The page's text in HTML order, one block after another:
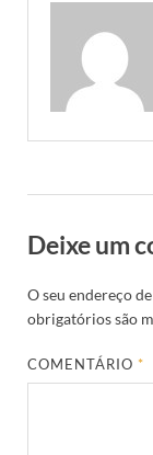
Deixe um
O seu endereço
obrigatórios são
COMENTÁRIO*